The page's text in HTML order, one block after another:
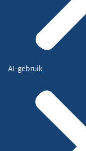
AI-gebruik